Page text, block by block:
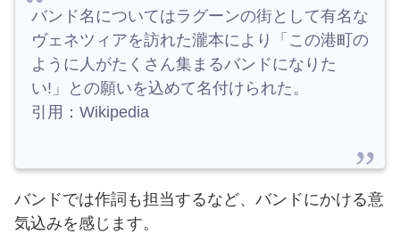
バンド名についてはラグーンの街として有名な
ヴェネツィアを訪れた瀧本により「この港町の
ように人がたくさん集まるバンドになりた
い!」との願いを込めて名付けられた。
引用：Wikipedia
バンドでは作詞も担当するなど、バンドにかける意
気込みを感じます。